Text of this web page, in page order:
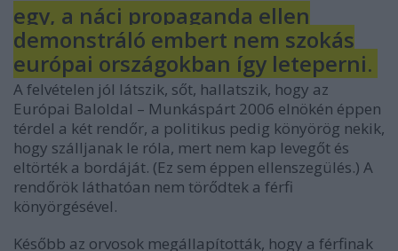
egy, a náci propaganda ellen
demonstráló embert nem szokás
európai országokban így leteperni.
A felvételen jól látszik, sőt, hallatszik, hogy az
Európai Baloldal – Munkáspárt 2006 elnökén éppen
térdel a két rendőr, a politikus pedig könyörög nekik,
hogy szálljanak le róla, mert nem kap levegőt és
eltörték a bordáját. (Ez sem éppen ellenszegülés.) A
rendőrök láthatóan nem törődtek a férfi
könyörgésével.
Később az orvosok megállapították, hogy a férfinak